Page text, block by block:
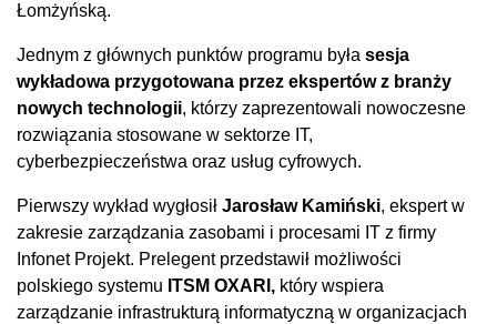
Łomżyńską.
Jednym z głównych punktów programu była sesja
wykładowa przygotowana przez ekspertów z branży
nowych technologii, którzy zaprezentowali nowoczesne
rozwiązania stosowane w sektorze IT,
cyberbezpieczeństwa oraz usług cyfrowych.
Pierwszy wykład wygłosił Jarosław Kamiński, ekspert w
zakresie zarządzania zasobami i procesami IT z firmy
Infonet Projekt. Prelegent przedstawił możliwości
polskiego systemu ITSM OXARI, który wspiera
zarządzanie infrastrukturą informatyczną w organizacjach